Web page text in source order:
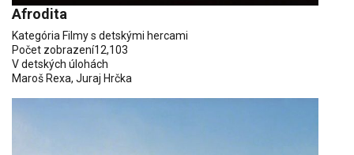
Afrodita
Kategória Filmy s detskými hercami
Počet zobrazení12,103
V detských úlohách
Maroš Rexa, Juraj Hrčka